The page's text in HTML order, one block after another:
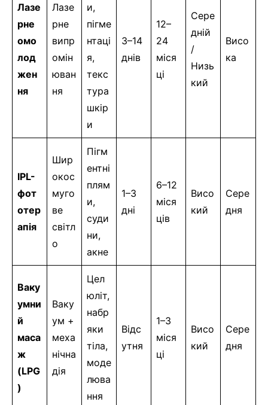
Лазе
рне
омо
лод
жен
ня
Лазе
рне
випр
омін
юван
ня
и,
пігме
нтаці
я,
текс
тура
шкір
и
3–14
днів
12–
24
міся
ці
Сере
дній
/
Низь
кий
Висо
ка
IPL-
фот
отер
апія
Шир
окос
муго
ве
світл
о
Пігм
ентні
плям
и,
суди
ни,
акне
1–3
дні
6–12
міся
ців
Висо
кий
Сере
дня
Ваку
умни
й
маса
ж
(LPG
)
Ваку
ум +
меха
нічна
дія
Цел
юліт,
набр
яки
тіла,
моде
люва
ння
Відс
утня
1–3
міся
ці
Висо
кий
Сере
дня